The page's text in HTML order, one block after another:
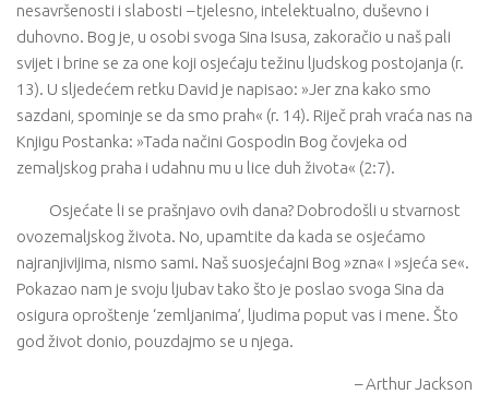
nesavršenosti i slabosti –tjelesno, intelektualno, duševno i
duhovno. Bog je, u osobi svoga Sina Isusa, zakoračio u naš pali
svijet i brine se za one koji osjećaju težinu ljudskog postojanja (r.
13). U sljedećem retku David je napisao: »Jer zna kako smo
sazdani, spominje se da smo prah« (r. 14). Riječ prah vraća nas na
Knjigu Postanka: »Tada načini Gospodin Bog čovjeka od
zemaljskog praha i udahnu mu u lice duh života« (2:7).
Osjećate li se prašnjavo ovih dana? Dobrodošli u stvarnost
ovozemaljskog života. No, upamtite da kada se osjećamo
najranjivijima, nismo sami. Naš suosjećajni Bog »zna« i »sjeća se«.
Pokazao nam je svoju ljubav tako što je poslao svoga Sina da
osigura oproštenje ‘zemljanima’, ljudima poput vas i mene. Što
god život donio, pouzdajmo se u njega.
– Arthur Jackson